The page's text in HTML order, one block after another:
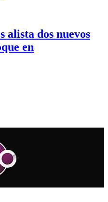
alista dos nuevos
en